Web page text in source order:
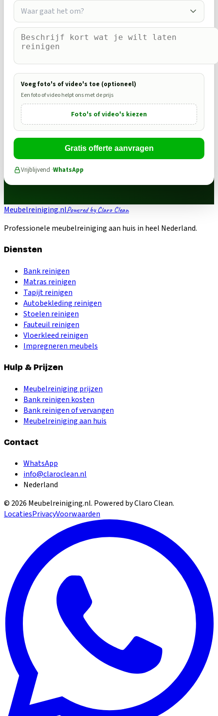
Waar gaat het om?
Voeg foto's of video's toe (optioneel)
Een foto of video helpt ons met de prijs
Foto's of video's kiezen
Gratis offerte aanvragen
Vrijblijvend ·WhatsApp
Meubelreiniging.nlPowered by Claro Clean
Professionele meubelreiniging aan huis in heel Nederland.
Diensten
Bank reinigen
Matras reinigen
Tapijt reinigen
Autobekleding reinigen
Stoelen reinigen
Fauteuil reinigen
Vloerkleed reinigen
Impregneren meubels
Hulp & Prijzen
Meubelreiniging prijzen
Bank reinigen kosten
Bank reinigen of vervangen
Meubelreiniging aan huis
Contact
WhatsApp
info@claroclean.nl
Nederland
© 2026 Meubelreiniging.nl. Powered by Claro Clean.
LocatiesPrivacyVoorwaarden